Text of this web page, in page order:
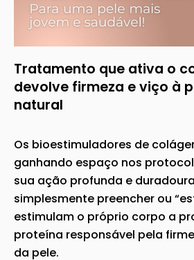
Tratamento que ativa o
devolve firmeza e viço à
natural
Os bioestimuladores de
ganhando espaço nos
sua ação profunda e
simplesmente preencher ou
estimulam o próprio corpo a
proteína responsável pela
da pele.